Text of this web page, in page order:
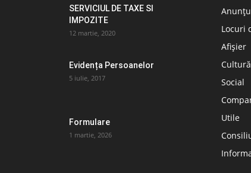
SERVICIUL DE TAXE SI
IMPOZITE
12 martie, 2020
Evidența Persoanelor
5 iulie, 2017
Formulare
1 martie, 2026
Locuri
Afișier
Social
Utile